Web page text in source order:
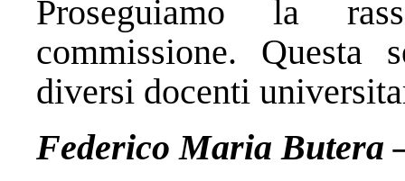
Proseguiamo la
commissione. Questa
diversi docenti
Federico Maria Butera